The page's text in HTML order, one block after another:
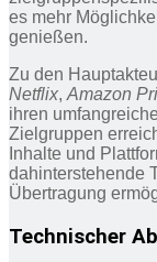
es mehr
genießen.
Zu den
Netflix, Amazon
ihren
Zielgruppen
Inhalte und
dahinterstehende
Übertragung
Technischer